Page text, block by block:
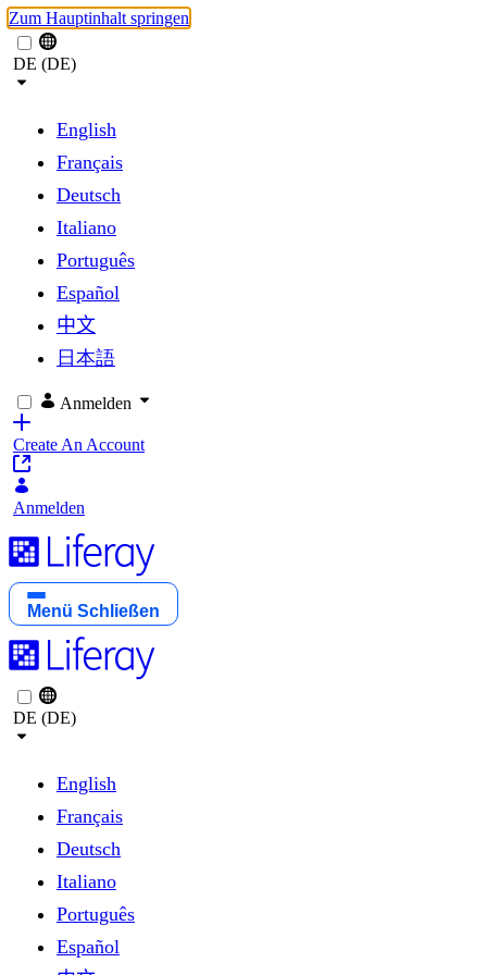
Zum Hauptinhalt springen
DE (DE)
English
Français
Deutsch
Italiano
Português
Español
中文
日本語
Anmelden
Create An Account
Anmelden
Menü Schließen
DE (DE)
English
Français
Deutsch
Italiano
Português
Español